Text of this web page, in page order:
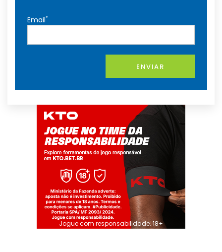
Email*
ENVIAR
Jogue com responsabilidade. 18+